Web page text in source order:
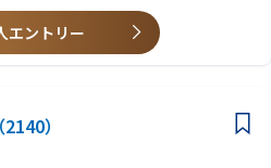
深めながら、OJTで業務を習得いただき
るものも多いため、書面で大枠を確認す
を導入しており、在宅勤務時には
きます。
ーバイザー・エリアマネージャー等）が
むだけでなく、現場の課題を数値化・構
た経験。
のではなく、相手のメリットや利害関係
の決裁者やキーマンを巻き込んで動かし
がら成果を出した経験）。
エントリー
）